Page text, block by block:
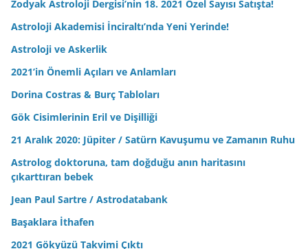
Zodyak Astroloji Dergisi’nin 18. 2021 Özel Sayısı Satışta!
Astroloji Akademisi İnciraltı’nda Yeni Yerinde!
Astroloji ve Askerlik
2021’in Önemli Açıları ve Anlamları
Dorina Costras & Burç Tabloları
Gök Cisimlerinin Eril ve Dişilliği
21 Aralık 2020: Jüpiter / Satürn Kavuşumu ve Zamanın Ruhu
Astrolog doktoruna, tam doğduğu anın haritasını
çıkarttıran bebek
Jean Paul Sartre / Astrodatabank
Başaklara İthafen
2021 Gökyüzü Takvimi Çıktı